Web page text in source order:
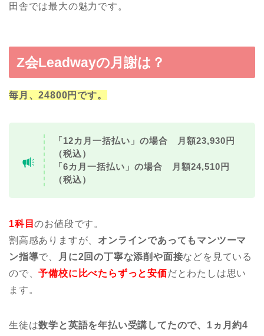
田舎では最大の魅力です。
Z会Leadwayの月謝は？
毎月、24800円です。
「12カ月一括払い」の場合 月額23,930円
（税込）
「6カ月一括払い」の場合 月額24,510円
（税込）
1科目のお値段です。
割高感ありますが、 オンラインであってもマンツーマ
ン指導で、 月に2回の丁寧な添削や面接などを見ている
ので、予備校に比べたらずっと安価だとわたしは思い
ます。
生徒は数学と英語を年払い受講してたので、1ヵ月約4